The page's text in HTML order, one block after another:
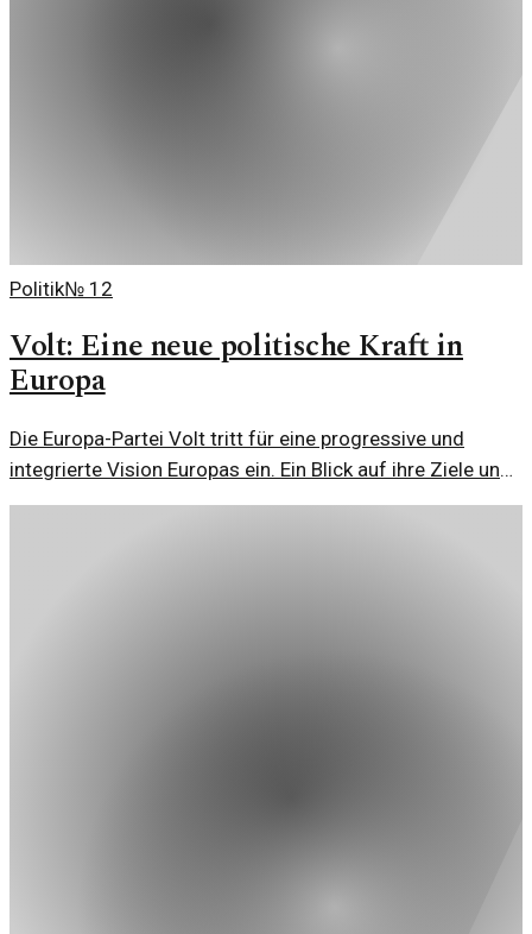
Politik№ 12
Volt: Eine neue politische Kraft in
Europa
Die Europa-Partei Volt tritt für eine progressive und
integrierte Vision Europas ein. Ein Blick auf ihre Ziele und
Ansätze könnte frischen Wind in die europäische Politik